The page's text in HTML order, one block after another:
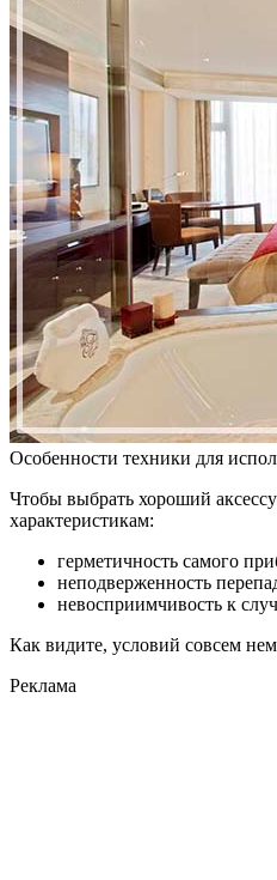
Особенности техники для
Чтобы выбрать хороший
характеристикам:
герметичность самого
неподверженность
невосприимчивость к
Как видите, условий совсем
Реклама